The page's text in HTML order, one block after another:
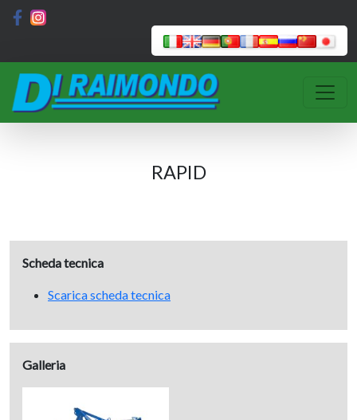
RAPID
Scheda tecnica
Scarica scheda tecnica
Galleria